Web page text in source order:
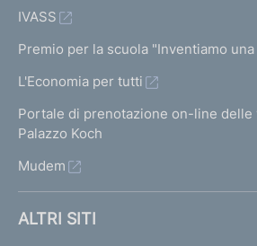
IVASS
Premio per la scuola "Inventiamo
L'Economia per tutti
Portale di prenotazione on-line delle
Palazzo Koch
Mudem
ALTRI SITI